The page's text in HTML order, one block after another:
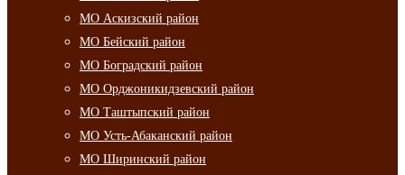
МО Аскизский район
МО Бейский район
МО Боградский район
МО Орджоникидзевский район
МО Таштыпский район
МО Усть-Абаканский район
МО Ширинский район